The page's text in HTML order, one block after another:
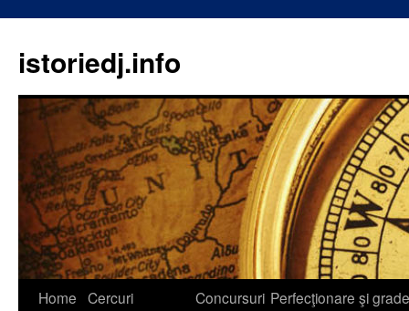
istoriedj.info
Skip
Home Cercuri
Concursuri Perfecţionare şi grade